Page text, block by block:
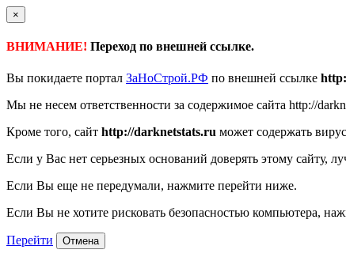
×
ВНИМАНИЕ! Переход по внешней ссылке.
Вы покидаете портал ЗаНоСтрой.РФ по внешней ссылке
Мы не несем ответственности за содержимое сайта http://
Кроме того, сайт http://darknetstats.ru может содержать
Если у Вас нет серьезных оснований доверять этому сайту,
Если Вы еще не передумали, нажмите перейти ниже.
Если Вы не хотите рисковать безопасностью компьютера,
Перейти Отмена